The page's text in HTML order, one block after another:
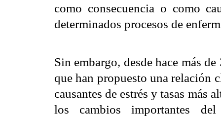
como consecuencia o como
determinados procesos de
Sin embargo, desde hace más
que han propuesto una relación
causantes de estrés y tasas más
los cambios importantes